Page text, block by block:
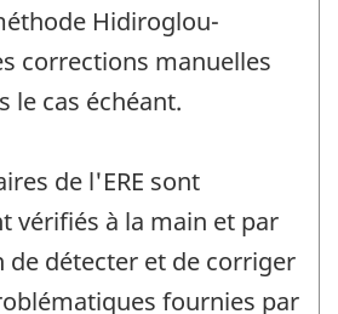
Hidiroglou-
corrections manuelles
le cas échéant.
de l'ERE sont
vérifiés à la main et par
de détecter et de corriger
fournies par